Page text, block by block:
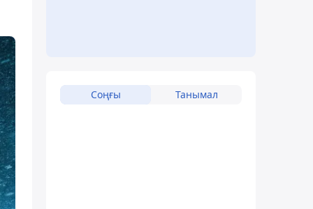
Соңғы Танымал